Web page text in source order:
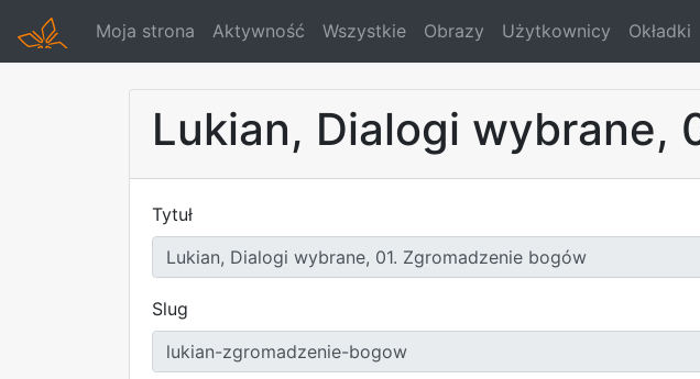
Moja strona Aktywność Wszystkie Obrazy Użytkownicy Okładki
Lukian, Dialogi wybrane,
Tytuł
Slug